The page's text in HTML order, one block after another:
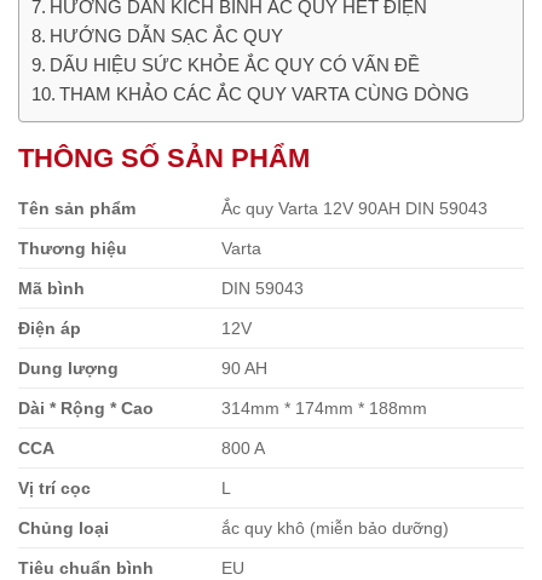
HƯỚNG DẪN KÍCH BÌNH ẮC QUY HẾT ĐIỆN
HƯỚNG DẪN SẠC ẮC QUY
DẤU HIỆU SỨC KHỎE ẮC QUY CÓ VẤN ĐỀ
THAM KHẢO CÁC ẮC QUY VARTA CÙNG DÒNG
THÔNG SỐ SẢN PHẨM
Tên sản phẩm Ắc quy Varta 12V 90AH DIN 59043
Thương hiệu Varta
Mã bình DIN 59043
Điện áp 12V
Dung lượng 90 AH
Dài * Rộng * Cao 314mm * 174mm * 188mm
CCA 800 A
Vị trí cọc L
Chủng loại ắc quy khô (miễn bảo dưỡng)
Tiêu chuẩn bình EU